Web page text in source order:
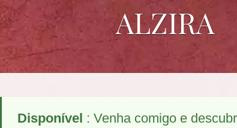
ALZIRA
Disponível : Venha comigo e